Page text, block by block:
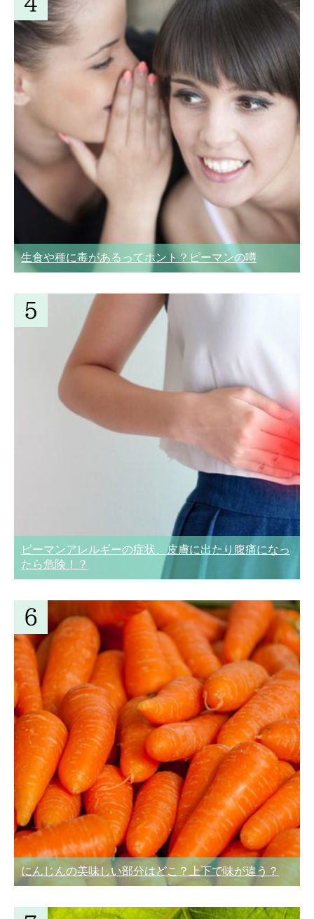
生食や種に毒があるってホント？ピーマンの噂
ピーマンアレルギーの症状、皮膚に出たり腹痛になっ
たら危険！？
にんじんの美味しい部分はどこ？上下で味が違う？